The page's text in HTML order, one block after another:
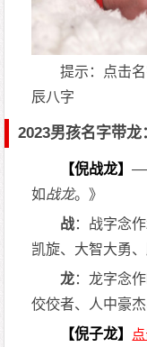
提示：点击
辰八字
2023男孩名字带
【倪战龙】
如战龙。》
战：战字念
凯旋、大智大勇
龙：龙字念
佼佼者、人中豪
【倪子龙】